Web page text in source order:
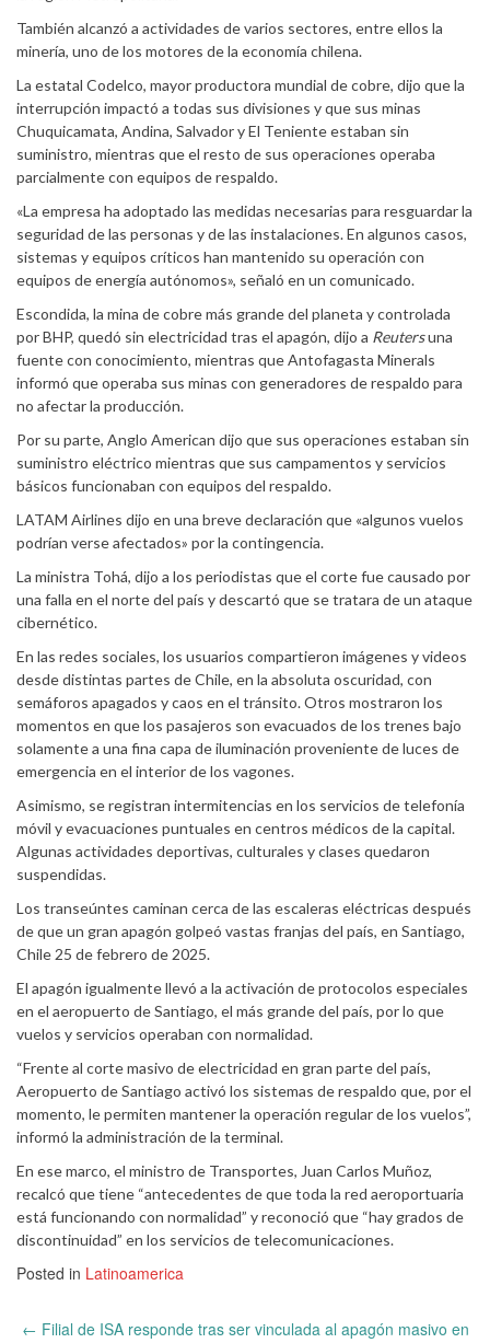
También alcanzó a actividades de varios sectores, entre ellos la
minería, uno de los motores de la economía chilena.
La estatal Codelco, mayor productora mundial de cobre, dijo que la
interrupción impactó a todas sus divisiones y que sus minas
Chuquicamata, Andina, Salvador y El Teniente estaban sin
suministro, mientras que el resto de sus operaciones operaba
parcialmente con equipos de respaldo.
«La empresa ha adoptado las medidas necesarias para resguardar la
seguridad de las personas y de las instalaciones. En algunos casos,
sistemas y equipos críticos han mantenido su operación con
equipos de energía autónomos», señaló en un comunicado.
Escondida, la mina de cobre más grande del planeta y controlada
por BHP, quedó sin electricidad tras el apagón, dijo a Reutersuna
fuente con conocimiento, mientras que Antofagasta Minerals
informó que operaba sus minas con generadores de respaldo para
no afectar la producción.
Por su parte, Anglo American dijo que sus operaciones estaban sin
suministro eléctrico mientras que sus campamentos y servicios
básicos funcionaban con equipos del respaldo.
LATAM Airlines dijo en una breve declaración que «algunos vuelos
podrían verse afectados» por la contingencia.
La ministra Tohá, dijo a los periodistas que el corte fue causado por
una falla en el norte del país y descartó que se tratara de un ataque
cibernético.
En las redes sociales, los usuarios compartieron imágenes y videos
desde distintas partes de Chile, en la absoluta oscuridad, con
semáforos apagados y caos en el tránsito. Otros mostraron los
momentos en que los pasajeros son evacuados de los trenes bajo
solamente a una fina capa de iluminación proveniente de luces de
emergencia en el interior de los vagones.
Asimismo, se registran intermitencias en los servicios de telefonía
móvil y evacuaciones puntuales en centros médicos de la capital.
Algunas actividades deportivas, culturales y clases quedaron
suspendidas.
Los transeúntes caminan cerca de las escaleras eléctricas después
de que un gran apagón golpeó vastas franjas del país, en Santiago,
Chile 25 de febrero de 2025.
El apagón igualmente llevó a la activación de protocolos especiales
en el aeropuerto de Santiago, el más grande del país, por lo que
vuelos y servicios operaban con normalidad.
“Frente al corte masivo de electricidad en gran parte del país,
Aeropuerto de Santiago activó los sistemas de respaldo que, por el
momento, le permiten mantener la operación regular de los vuelos”,
informó la administración de la terminal.
En ese marco, el ministro de Transportes, Juan Carlos Muñoz,
recalcó que tiene “antecedentes de que toda la red aeroportuaria
está funcionando con normalidad” y reconoció que “hay grados de
discontinuidad” en los servicios de telecomunicaciones.
Posted in Latinoamerica
Post
← Filial de ISA responde tras ser vinculada al apagón masivo en